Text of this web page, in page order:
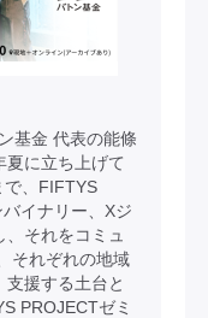
基金 代表の能條
に立ち上げて
で、FIFTYS
イナリー、Xジ
それをコミュ
それぞれの地域
援する土台と
PROJECTゼミ